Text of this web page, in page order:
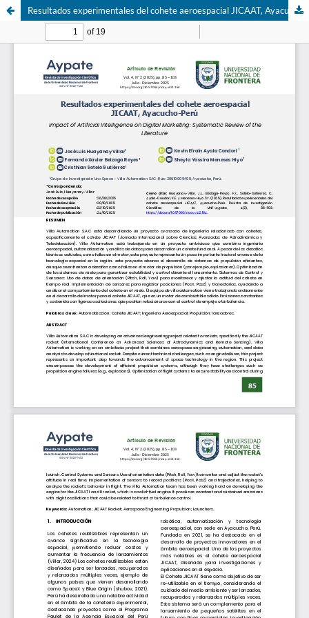
Resultados experimentales del cohete aeroespacial JICAAT, Ayacucho-Perú